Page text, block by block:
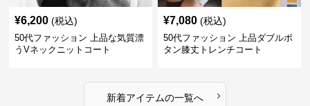
¥6,200 (税込)
50代ファッション 上品な気質漂
うVネックニットコート
¥7,080 (税込)
50代ファッション 上品ダブルボ
タン膝丈トレンチコート
新着アイテムの一覧へ ›